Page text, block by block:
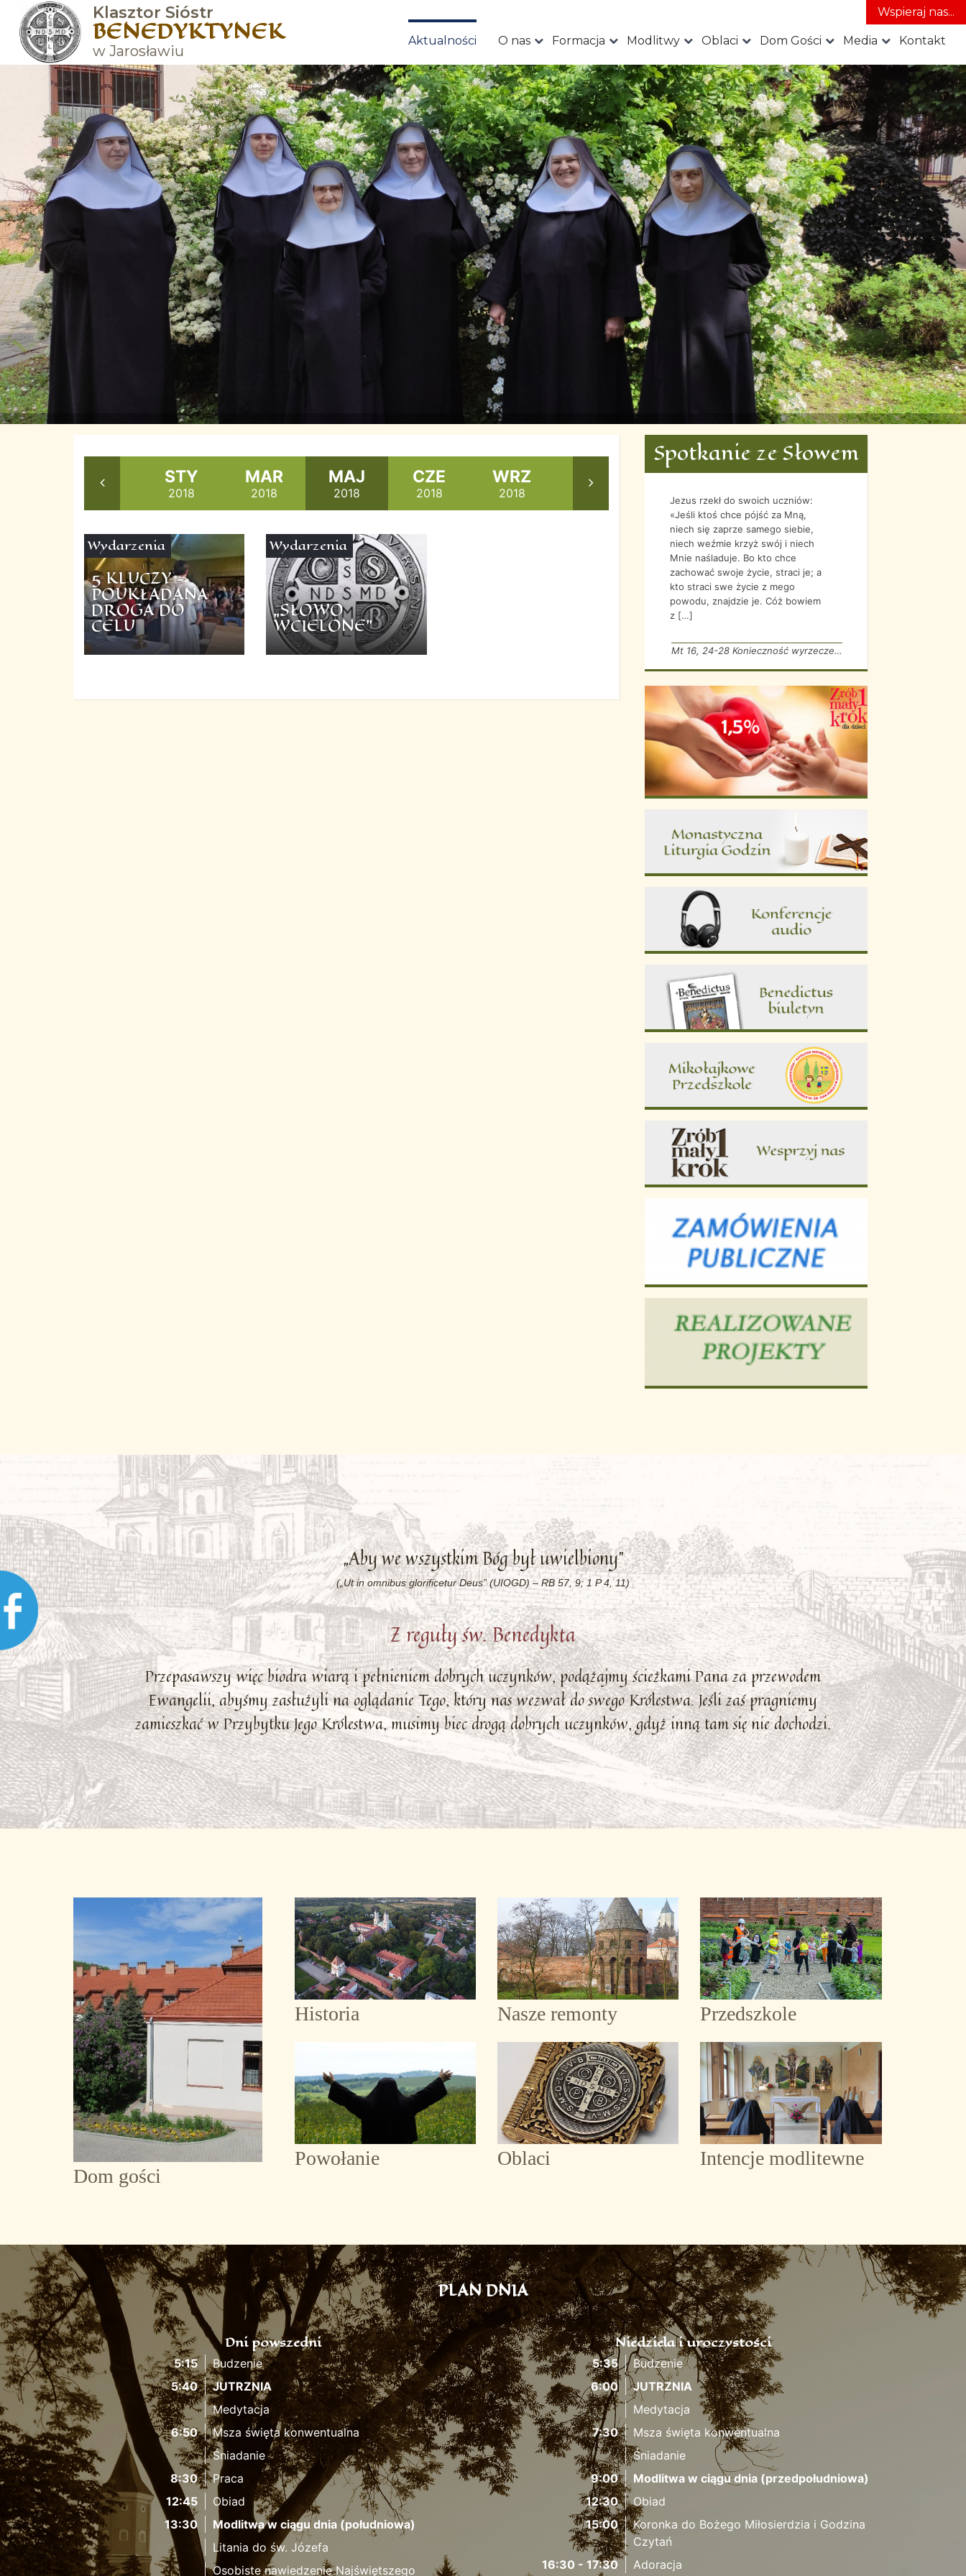
Klasztor Sióstr
BENEDYKTYNEK
w Jarosławiu
Aktualności O nas Formacja Modlitwy Oblaci Dom Gości Media Kontakt
Wspieraj nas...
GRU STY
2018
MAR
2018
MAJ
2018
CZE
2018
WRZ
2018
PAŹ LIS
2018
GRU
2018
STY
5 KLUCZY -
POUKŁADANA
DROGA DO
CELU
Wydarzenia
„SŁOWO
WCIELONE"
Wydarzenia
Spotkanie ze Słowem
Jezus rzekł do swoich uczniów:
«Jeśli ktoś chce pójść za Mną,
niech się zaprze samego siebie,
niech weźmie krzyż swój i niech
Mnie naśladuje. Bo kto chce
zachować swoje życie, straci je; a
kto straci swe życie z mego
powodu, znajdzie je. Cóż bowiem
z […]
Mt 16, 24-28 Konieczność wyrzeczenia
„Aby we wszystkim Bóg był uwielbiony”
(„Ut in omnibus glorificetur Deus” (UIOGD) – RB 57, 9; 1 P 4, 11)
Z reguły św. Benedykta
Przepasawszy więc biodra wiarą i pełnieniem dobrych uczynków, podążajmy ścieżkami Pana za przewodem
Ewangelii, abyśmy zasłużyli na oglądanie Tego, który nas wezwał do swego Królestwa. Jeśli zaś pragniemy
zamieszkać w Przybytku Jego Królestwa, musimy biec drogą dobrych uczynków, gdyż inną tam się nie dochodzi.
Dom gości
Historia Nasze remonty Przedszkole
Powołanie Oblaci Intencje modlitewne
PLAN DNIA
Dni powszedni
5:15
Budzenie
5:40
JUTRZNIA
Medytacja
6:50
Msza święta konwentualna
Śniadanie
8:30
Praca
12:45
Obiad
13:30
Modlitwa w ciągu dnia (południowa)
Litania do św. Józefa
Osobiste nawiedzenie Najświętszego
Niedziela i uroczystości
5:35
Budzenie
6:00
JUTRZNIA
Medytacja
7:30
Msza święta konwentualna
Śniadanie
9:00
Modlitwa w ciągu dnia (przedpołudniowa)
12:30
Obiad
15:00
Koronka do Bożego Miłosierdzia i Godzina
Czytań
16:30 - 17:30
Adoracja